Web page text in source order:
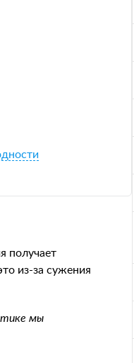
получает
из-за сужения
мы